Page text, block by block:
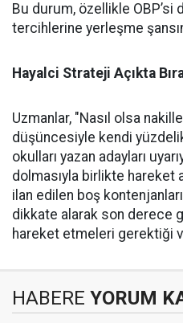
Bu durum, özellikle
tercihlerine yerleşme
Hayalci Strateji Açıkta
Uzmanlar, "Nasıl olsa
düşüncesiyle kendi
okulları yazan adayları
dolmasıyla birlikte hareket
ilan edilen boş
dikkate alarak son derece
hareket etmeleri gerektiği
HABERE YORUM